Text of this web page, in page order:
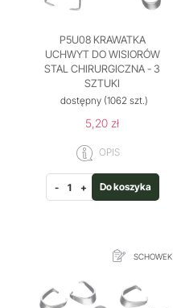
P5U08 KRAWATKA
UCHWYT DO WISIORÓW
STAL CHIRURGICZNA - 3
SZTUKI
dostępny (1062 szt.)
5,20 zł
OPIS
- + Do koszyka
SCHOWEK